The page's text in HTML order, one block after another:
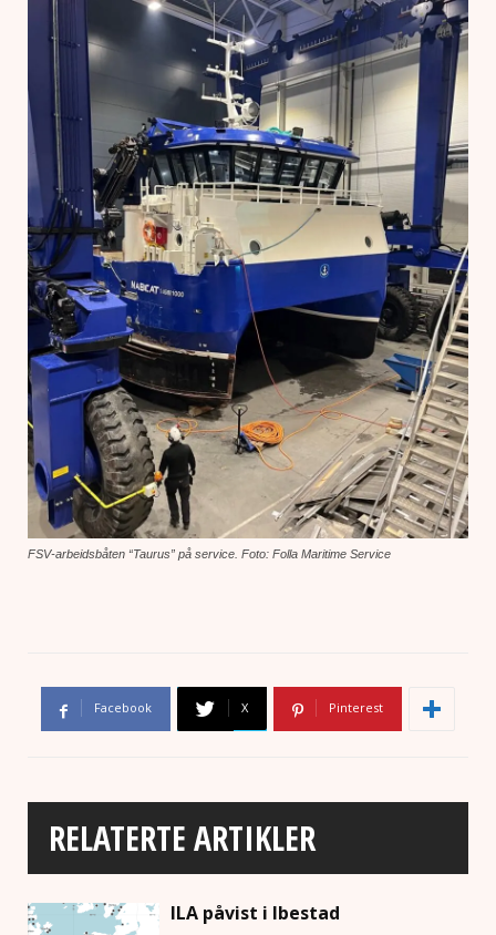
FSV-arbeidsbåten “Taurus” på service. Foto: Folla Maritime Service
Facebook X Pinterest
RELATERTE ARTIKLER
ILA påvist i Ibestad